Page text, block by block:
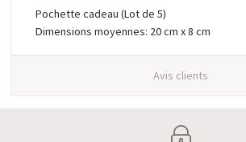
Pochette cadeau (Lot de 5)
Dimensions moyennes: 20 cm x 8 cm
Avis clients